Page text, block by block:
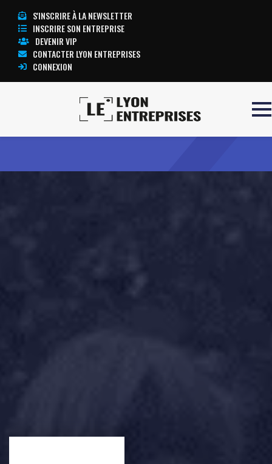
S'INSCRIRE À LA NEWSLETTER
INSCRIRE SON ENTREPRISE
DEVENIR VIP
CONTACTER LYON ENTREPRISES
CONNEXION